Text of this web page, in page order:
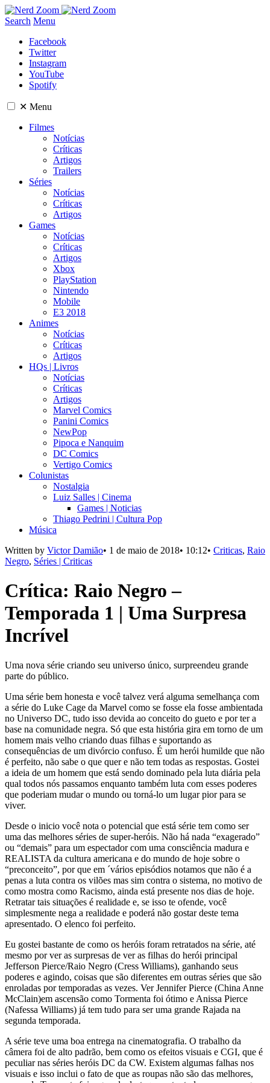
Search Menu
Facebook
Twitter
Instagram
YouTube
Spotify
✕ Menu
Filmes
Notícias
Críticas
Artigos
Trailers
Séries
Notícias
Críticas
Artigos
Games
Notícias
Críticas
Artigos
Xbox
PlayStation
Nintendo
Mobile
E3 2018
Animes
Notícias
Críticas
Artigos
HQs | Livros
Notícias
Críticas
Artigos
Marvel Comics
Panini Comics
NewPop
Pipoca e Nanquim
DC Comics
Vertigo Comics
Colunistas
Nostalgia
Luiz Salles | Cinema
Games | Noticias
Thiago Pedrini | Cultura Pop
Música
Written by Victor Damião• 1 de maio de 2018• 10:12• Criticas, Raio
Negro, Séries | Criticas
Crítica: Raio Negro –
Temporada 1 | Uma Surpresa
Incrível
Uma nova série criando seu universo único, surpreendeu grande
parte do público.
Uma série bem honesta e você talvez verá alguma semelhança com
a série do Luke Cage da Marvel como se fosse ela fosse ambientada
no Universo DC, tudo isso devida ao conceito do gueto e por ter a
base na comunidade negra. Só que esta história gira em torno de um
homem mais velho criando duas filhas e suportando as
consequências de um divórcio confuso. É um herói humilde que não
é perfeito, não sabe o que quer e não tem todas as respostas. Gostei
a ideia de um homem que está sendo dominado pela luta diária pela
qual todos nós passamos enquanto também luta com esses poderes
que poderiam mudar o mundo ou torná-lo um lugar pior para se
viver.
Desde o inicio você nota o potencial que está série tem como ser
uma das melhores séries de super-heróis. Não há nada “exagerado”
ou “demais” para um espectador com uma consciência madura e
REALISTA da cultura americana e do mundo de hoje sobre o
“preconceito”, por que em ´vários episódios notamos que não é a
penas a luta contra os vilões mas sim contra o sistema, no motivo de
como mostra como Racismo, ainda está presente nos dias de hoje.
Retratar tais situações é realidade e, se isso te ofende, você
simplesmente nega a realidade e poderá não gostar deste tema
apresentado. O elenco foi perfeito.
Eu gostei bastante de como os heróis foram retratados na série, até
mesmo por ver as surpresas de ver as filhas do herói principal
Jefferson Pierce/Raio Negro (Cress Williams), ganhando seus
poderes e agindo, coisas que são diferentes em outras séries que são
enroladas por temporadas as vezes. Ver Jennifer Pierce (China Anne
McClain)em ascensão como Tormenta foi ótimo e Anissa Pierce
(Nafessa Williams) já tem tudo para ser uma grande Rajada na
segunda temporada.
A série teve uma boa entrega na cinematografia. O trabalho da
câmera foi de alto padrão, bem como os efeitos visuais e CGI, que é
peculiar nas séries heróis DC da CW. Existem algumas falhas nos
visuais e isso inclui o fato de que as roupas não são das melhores,